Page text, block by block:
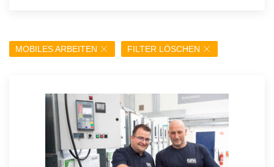
MOBILES ARBEITEN FILTER LÖSCHEN